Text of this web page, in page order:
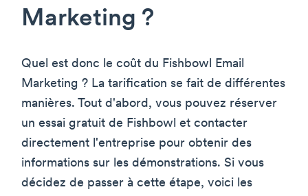
Marketing ?
Quel est donc le coût du Fishbowl Email
Marketing ? La tarification se fait de différentes
manières. Tout d'abord, vous pouvez réserver
un essai gratuit de Fishbowl et contacter
directement l'entreprise pour obtenir des
informations sur les démonstrations. Si vous
décidez de passer à cette étape, voici les